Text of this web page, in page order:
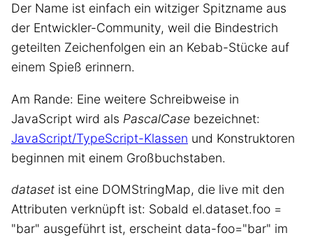
Der Name ist einfach ein witziger Spitzname aus
der Entwickler-Community, weil die Bindestrich
geteilten Zeichenfolgen ein an Kebab-Stücke auf
einem Spieß erinnern.
Am Rande: Eine weitere Schreibweise in
JavaScript wird als PascalCase bezeichnet:
JavaScript/TypeScript-Klassen und Konstruktoren
beginnen mit einem Großbuchstaben.
dataset ist eine DOMStringMap, die live mit den
Attributen verknüpft ist: Sobald el.dataset.foo =
"bar" ausgeführt ist, erscheint data-foo="bar" im